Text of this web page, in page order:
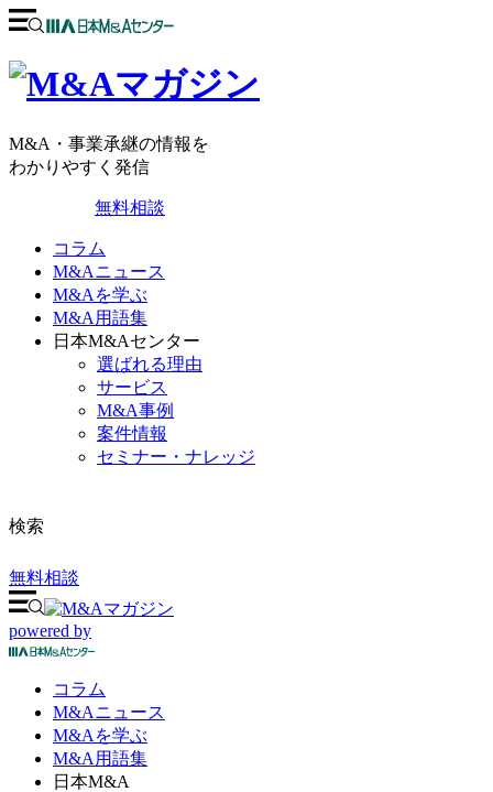
M&A・事業承継の情報を
わかりやすく発信
無料相談
コラム
M&Aニュース
M&Aを学ぶ
M&A用語集
日本M&Aセンター
選ばれる理由
サービス
M&A事例
案件情報
セミナー・ナレッジ
検索
無料相談
powered by
コラム
M&Aニュース
M&Aを学ぶ
M&A 用語集
日本M&A